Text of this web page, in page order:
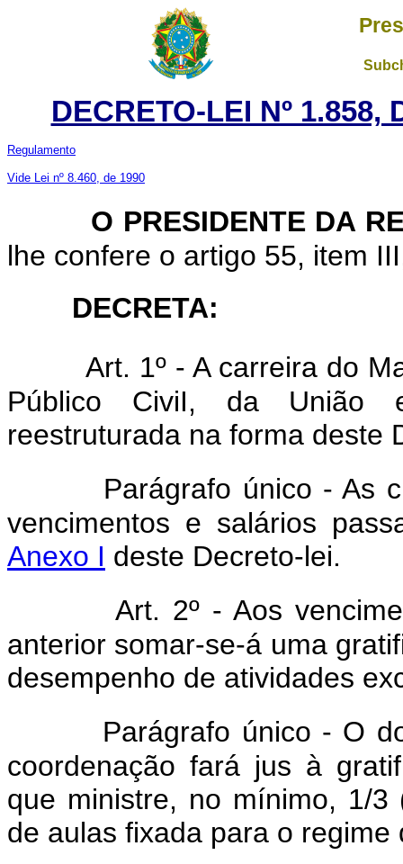
DECRETO-LEI Nº 1.858,
Regulamento
Vide Lei nº 8.460, de 1990
O PRESIDENTE DA
lhe confere o artigo 55, item
DECRETA:
Art. 1º - A carreira do
Público CiviI, da União
reestruturada na forma deste
Parágrafo único - As
vencimentos e salários
Anexo I deste Decreto-lei.
Art. 2º - Aos
anterior somar-se-á uma
desempenho de atividades
Parágrafo único - O
coordenação fará jus à
que ministre, no mínimo, 1/
de aulas fixada para o regime